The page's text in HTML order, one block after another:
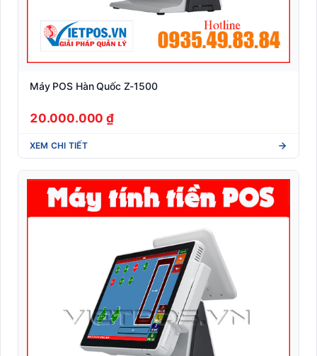
Máy POS Hàn Quốc Z-1500
20.000.000 ₫
XEM CHI TIẾT